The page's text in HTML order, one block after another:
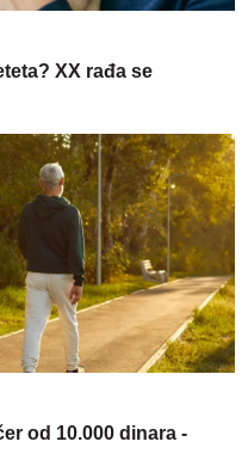
XX rađa se
od 10.000 dinara -